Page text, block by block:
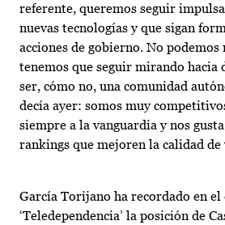
referente, queremos seguir
nuevas tecnologías y que sigan
acciones de gobierno. No
tenemos que seguir mirando hacia
ser, cómo no, una comunidad
decía ayer: somos muy
siempre a la vanguardia y nos
rankings que mejoren la calidad de
García Torijano ha recordado en el
‘Teledependencia’ la posición de